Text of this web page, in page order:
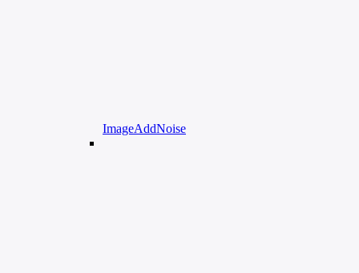
ImageAddNoise